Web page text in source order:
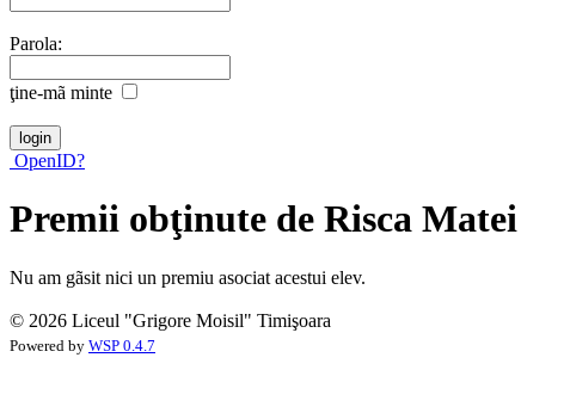
Parola:
ţine-mã minte
OpenID?
Premii obţinute de Risca Matei
Nu am gãsit nici un premiu asociat acestui elev.
© 2026 Liceul "Grigore Moisil" Timişoara
Powered by WSP 0.4.7